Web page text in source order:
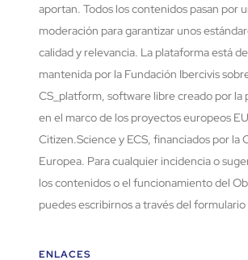
aportan. Todos los contenidos pasan por
moderación para garantizar unos
calidad y relevancia. La plataforma está
mantenida por la Fundación Ibercivis
CS_platform, software libre creado por la
en el marco de los proyectos europeos
Citizen.Science y ECS, financiados por la
Europea. Para cualquier incidencia o
los contenidos o el funcionamiento del
puedes escribirnos a través del
ENLACES